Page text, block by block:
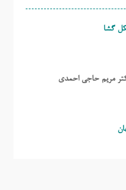
گشا
مریم حاجی احمدی